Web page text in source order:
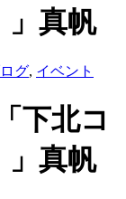
」真帆
グ, イベント
下北コ
」真帆